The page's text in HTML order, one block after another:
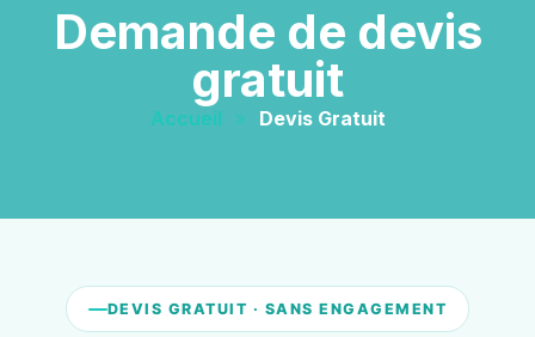
Demande de devis
gratuit
Accueil » Devis Gratuit
DEVIS GRATUIT · SANS ENGAGEMENT